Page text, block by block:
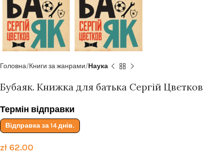
Головна Книги за жанрами Наука
Бубаяк. Книжка для батька Сергій Цвєтков
Термін відправки
Відправка за 14 днів.
zł62.00